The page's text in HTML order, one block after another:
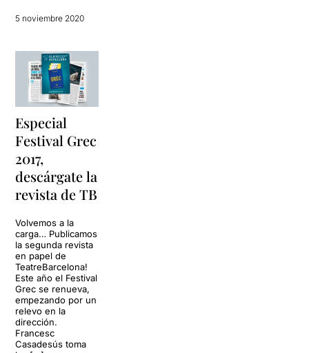
5 noviembre 2020
Especial
Festival Grec
2017,
descárgate la
revista de TB
Volvemos a la
carga… Publicamos
la segunda revista
en papel de
TeatreBarcelona!
Este año el Festival
Grec se renueva,
empezando por un
relevo en la
dirección.
Francesc
Casadesús toma